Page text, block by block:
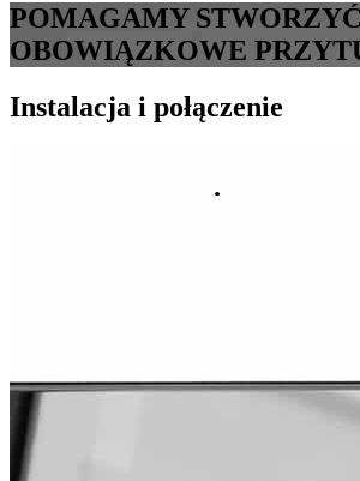
POMAGAMY
OBOWIĄZKOWE
Instalacja i połączenie